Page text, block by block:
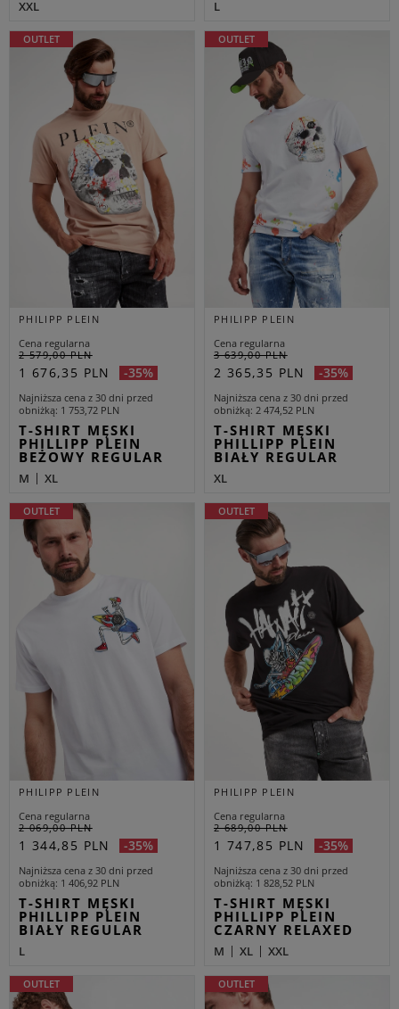
XXL L
OUTLET
PHILIPP PLEIN
Cena regularna
2 579,00 PLN
1 676,35 PLN -35%
Najniższa cena z 30 dni przed
obniżką 1 753,72 PLN
T-SHIRT MĘSKI
PHILLIPP PLEIN
BEŻOWY REGULAR
M XL
OUTLET
PHILIPP PLEIN
Cena regularna
3 639,00 PLN
2 365,35 PLN -35%
Najniższa cena z 30 dni przed
obniżką 2 474,52 PLN
T-SHIRT MĘSKI
PHILLIPP PLEIN
BIAŁY REGULAR
XL
OUTLET
PHILIPP PLEIN
Cena regularna
2 069,00 PLN
1 344,85 PLN -35%
Najniższa cena z 30 dni przed
obniżką 1 406,92 PLN
T-SHIRT MĘSKI
PHILLIPP PLEIN
BIAŁY REGULAR
L
OUTLET
PHILIPP PLEIN
Cena regularna
2 689,00 PLN
1 747,85 PLN -35%
Najniższa cena z 30 dni przed
obniżką 1 828,52 PLN
T-SHIRT MĘSKI
PHILLIPP PLEIN
CZARNY RELAXED
M XL XXL
OUTLET OUTLET